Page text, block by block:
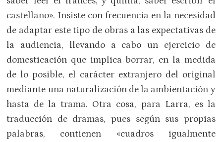
castellano». Insiste con frecuencia en la necesidad
de adaptar este tipo de obras a las expectativas de
la audiencia, llevando a cabo un ejercicio de
domesticación que implica borrar, en la medida
de lo posible, el carácter extranjero del original
mediante una naturalización de la ambientación y
hasta de la trama. Otra cosa, para Larra, es la
traducción de dramas, pues según sus propias
palabras, contienen «cuadros igualmente